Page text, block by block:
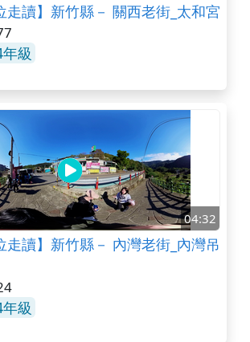
走讀】新竹縣－ 關西老街_太和宮
級
04:32
走讀】新竹縣－ 內灣老街_內灣吊
級